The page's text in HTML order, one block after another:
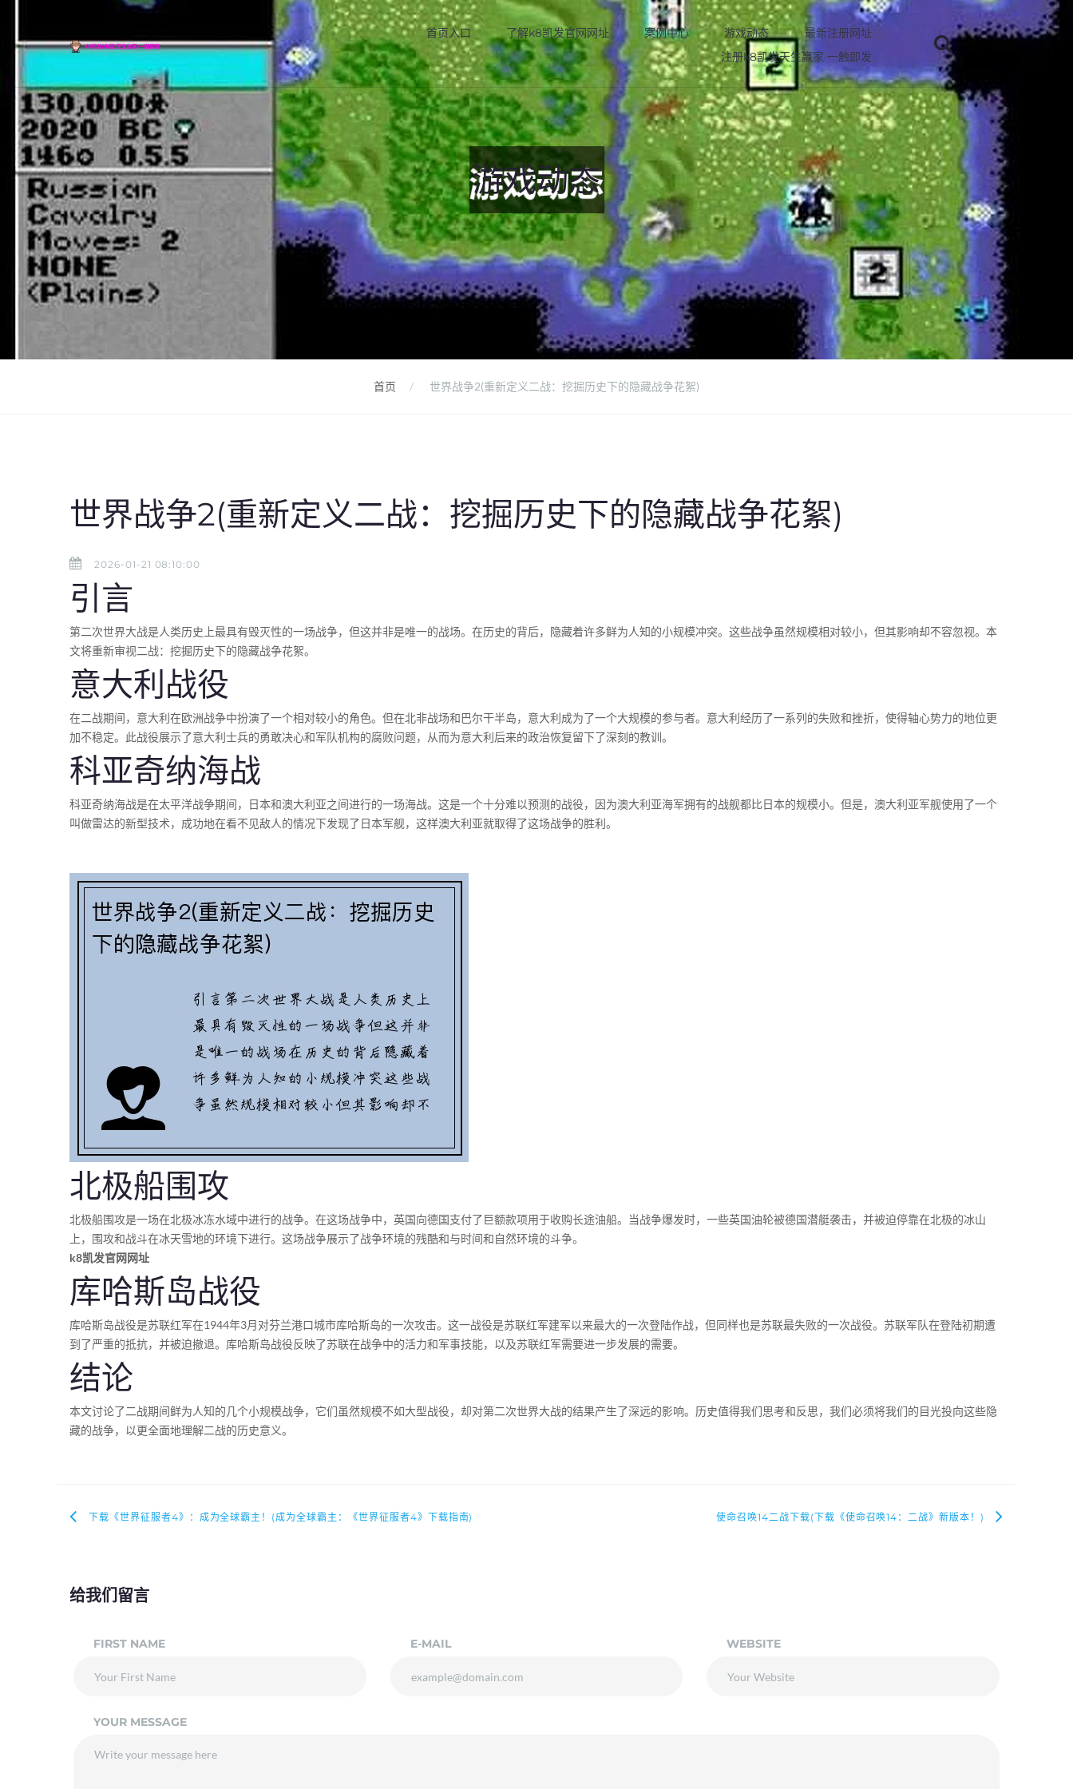
首页入口 了解k8凯发官网网址 案例中心 游戏动态
最新注册网址
注册k8凯发天生赢家·一触即发
游戏动态
首页 世界战争2(重新定义二战：挖掘历史下的隐藏战争花絮)
世界战争2(重新定义二战：挖掘历史下的隐藏战争花絮)
2026-01-21 08:10:00
引言
第二次世界大战是人类历史上最具有毁灭性的一场战争，但这并非是唯一的战场。在历史的背后，隐藏着许多鲜为人知的小规模冲突。这些战争虽然规模相对较小，但其影响却不容忽视。本
文将重新审视二战：挖掘历史下的隐藏战争花絮。
意大利战役
在二战期间，意大利在欧洲战争中扮演了一个相对较小的角色。但在北非战场和巴尔干半岛，意大利成为了一个大规模的参与者。意大利经历了一系列的失败和挫折，使得轴心势力的地位更
加不稳定。此战役展示了意大利士兵的勇敢决心和军队机构的腐败问题，从而为意大利后来的政治恢复留下了深刻的教训。
科亚奇纳海战
科亚奇纳海战是在太平洋战争期间，日本和澳大利亚之间进行的一场海战。这是一个十分难以预测的战役，因为澳大利亚海军拥有的战舰都比日本的规模小。但是，澳大利亚军舰使用了一个
叫做雷达的新型技术，成功地在看不见敌人的情况下发现了日本军舰，这样澳大利亚就取得了这场战争的胜利。
北极船围攻
北极船围攻是一场在北极冰冻水域中进行的战争。在这场战争中，英国向德国支付了巨额款项用于收购长途油船。当战争爆发时，一些英国油轮被德国潜艇袭击，并被迫停靠在北极的冰山
上，围攻和战斗在冰天雪地的环境下进行。这场战争展示了战争环境的残酷和与时间和自然环境的斗争。
k8凯发官网网址
库哈斯岛战役
库哈斯岛战役是苏联红军在1944年3月对芬兰港口城市库哈斯岛的一次攻击。这一战役是苏联红军建军以来最大的一次登陆作战，但同样也是苏联最失败的一次战役。苏联军队在登陆初期遭
到了严重的抵抗，并被迫撤退。库哈斯岛战役反映了苏联在战争中的活力和军事技能，以及苏联红军需要进一步发展的需要。
结论
本文讨论了二战期间鲜为人知的几个小规模战争，它们虽然规模不如大型战役，却对第二次世界大战的结果产生了深远的影响。历史值得我们思考和反思，我们必须将我们的目光投向这些隐
藏的战争，以更全面地理解二战的历史意义。
下载《世界征服者4》：成为全球霸主！(成为全球霸主：《世界征服者4》下载指南) 使命召唤14二战下载(下载《使命召唤14：二战》新版本！)
给我们留言
FIRST NAME E-MAIL WEBSITE
YOUR MESSAGE